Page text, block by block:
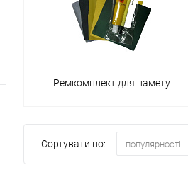
Ремкомплект для намету
Сортувати по: популярності